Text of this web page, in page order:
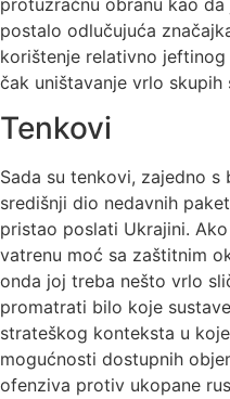
postalo odlučujuća
korištenje relativno
čak uništavanje vrlo skupih
Tenkovi
Sada su tenkovi, zajedno
središnji dio nedavnih
pristao poslati Ukrajini.
vatrenu moć sa zaštitnim
onda joj treba nešto vrlo
promatrati bilo koje
strateškog konteksta u
mogućnosti dostupnih
ofenziva protiv ukopane